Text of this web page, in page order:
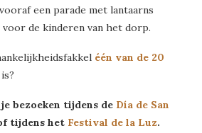
een parade met lantaarns
de kinderen van het dorp.
één van de 20
is?
bezoeken tijdens de Día de San
tijdens het Festival de la Luz.